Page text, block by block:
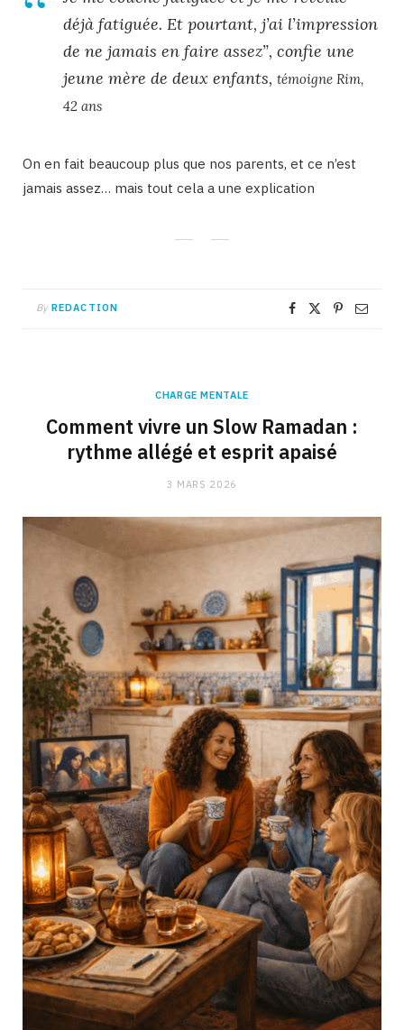
déjà fatiguée. Et pourtant, j’ai l’impression
de ne jamais en faire assez”, confie une
jeune mère de deux enfants, témoigne Rim,
42 ans
On en fait beaucoup plus que nos parents, et ce n’est
jamais assez… mais tout cela a une explication
By REDACTION
CHARGE MENTALE
Comment vivre un Slow Ramadan :
rythme allégé et esprit apaisé
3 MARS 2026